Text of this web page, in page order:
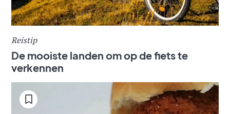
Reistip
De mooiste landen om op de fiets te
verkennen